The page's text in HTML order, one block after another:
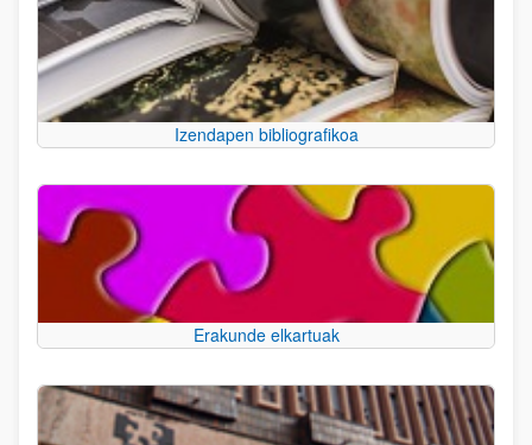
Izendapen bibliografikoa
Erakunde elkartuak